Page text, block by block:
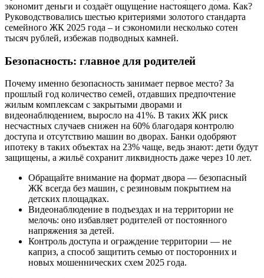
экономит деньги и создаёт ощущение настоящего дома. Как?
Руководствовались шестью критериями золотого стандарта
семейного ЖК 2025 года – и сэкономили несколько сотен
тысяч рублей, избежав подводных камней.
Безопасность: главное для родителей
Почему именно безопасность занимает первое место? За
прошлый год количество семей, отдавших предпочтение
жилым комплексам с закрытыми дворами и
видеонаблюдением, выросло на 41%. В таких ЖК риск
несчастных случаев снижен на 60% благодаря контролю
доступа и отсутствию машин во дворах. Банки одобряют
ипотеку в таких объектах на 23% чаще, ведь знают: дети будут
защищены, а жильё сохранит ликвидность даже через 10 лет.
Обращайте внимание на формат двора — безопасный
ЖК всегда без машин, с резиновым покрытием на
детских площадках.
Видеонаблюдение в подъездах и на территории не
мелочь: оно избавляет родителей от постоянного
напряжения за детей.
Контроль доступа и ограждение территории — не
каприз, а способ защитить семью от посторонних и
новых мошеннических схем 2025 года.